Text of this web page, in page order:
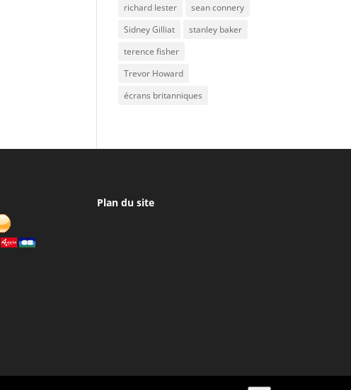
richard lester
sean connery
Sidney Gilliat
stanley baker
terence fisher
Trevor Howard
écrans britanniques
Plan du site